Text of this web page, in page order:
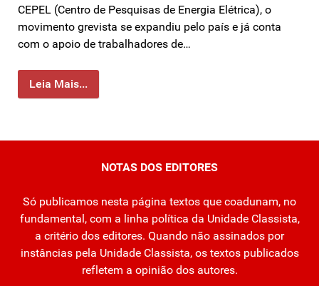
CEPEL (Centro de Pesquisas de Energia Elétrica), o
movimento grevista se expandiu pelo país e já conta
com o apoio de trabalhadores de…
Leia Mais...
NOTAS DOS EDITORES
Só publicamos nesta página textos que coadunam, no
fundamental, com a linha política da Unidade Classista,
a critério dos editores. Quando não assinados por
instâncias pela Unidade Classista, os textos publicados
refletem a opinião dos autores.